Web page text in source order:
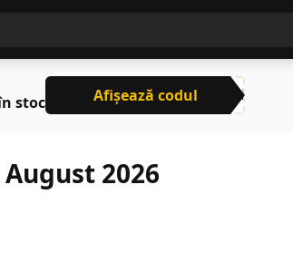
stoc Afișează codul CRN
2026